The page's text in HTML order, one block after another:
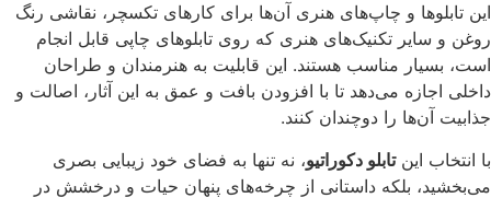
این تابلوها و چاپ‌های هنری آن‌ها برای کارهای تکسچر، نقاشی رنگ
روغن و سایر تکنیک‌های هنری که روی تابلوهای چاپی قابل انجام
است، بسیار مناسب هستند. این قابلیت به هنرمندان و طراحان
داخلی اجازه می‌دهد تا با افزودن بافت و عمق به این آثار، اصالت و
جذابیت آن‌ها را دوچندان کنند.
با انتخاب اینتابلو دکوراتیو، نه تنها به فضای خود زیبایی بصری
می‌بخشید، بلکه داستانی از چرخه‌های پنهان حیات و درخشش در